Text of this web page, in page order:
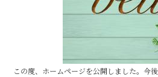
この度、ホームページを公開しました。今